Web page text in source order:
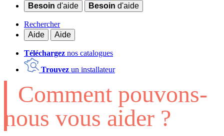
Besoin d'aide Besoin d'aide
Rechercher
Aide
Aide
Téléchargez nos catalogues
Trouvez un installateur
Comment pouvons-
nous vous aider ?